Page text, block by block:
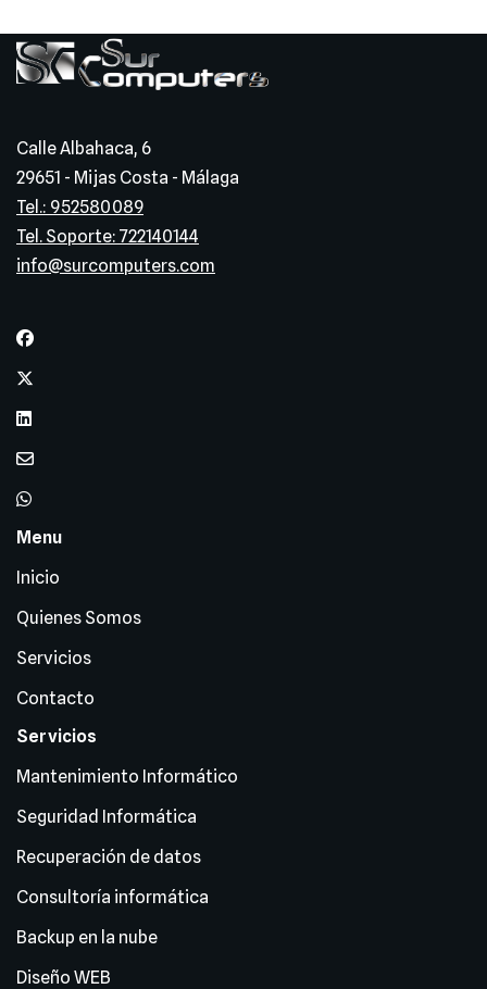
Calle Albahaca, 6
29651 - Mijas Costa - Málaga
Tel.: 952580089
Tel. Soporte: 722140144
info@surcomputers.com
Menu
Inicio
Quienes Somos
Servicios
Contacto
Servicios
Mantenimiento Informático
Seguridad Informática
Recuperación de datos
Consultoría informática
Backup en la nube
Diseño WEB